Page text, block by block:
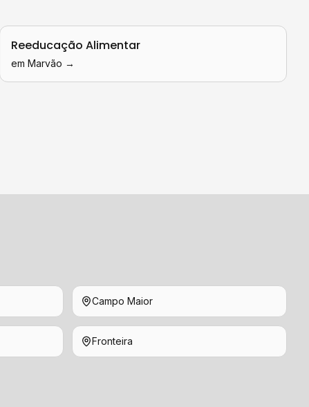
Reeducação Alimentar
em Marvão →
Campo Maior
Fronteira